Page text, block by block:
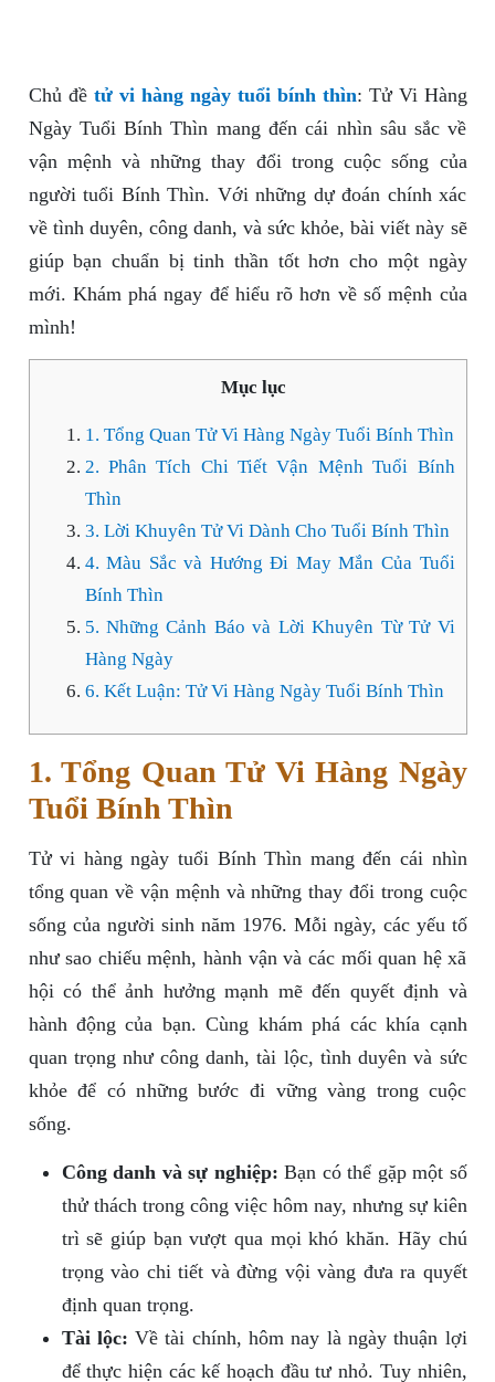
Chủ đề tử vi hàng ngày tuổi bính thìn: Tử Vi Hàng
Ngày Tuổi Bính Thìn mang đến cái nhìn sâu sắc về
vận mệnh và những thay đổi trong cuộc sống của
người tuổi Bính Thìn. Với những dự đoán chính xác
về tình duyên, công danh, và sức khỏe, bài viết này sẽ
giúp bạn chuẩn bị tinh thần tốt hơn cho một ngày
mới. Khám phá ngay để hiểu rõ hơn về số mệnh của
mình!
Mục lục
1. Tổng Quan Tử Vi Hàng Ngày Tuổi Bính Thìn
2. Phân Tích Chi Tiết Vận Mệnh Tuổi Bính
Thìn
3. Lời Khuyên Tử Vi Dành Cho Tuổi Bính Thìn
4. Màu Sắc và Hướng Đi May Mắn Của Tuổi
Bính Thìn
5. Những Cảnh Báo và Lời Khuyên Từ Tử Vi
Hàng Ngày
6. Kết Luận: Tử Vi Hàng Ngày Tuổi Bính Thìn
1. Tổng Quan Tử Vi Hàng Ngày
Tuổi Bính Thìn
Tử vi hàng ngày tuổi Bính Thìn mang đến cái nhìn
tổng quan về vận mệnh và những thay đổi trong cuộc
sống của người sinh năm 1976. Mỗi ngày, các yếu tố
như sao chiếu mệnh, hành vận và các mối quan hệ xã
hội có thể ảnh hưởng mạnh mẽ đến quyết định và
hành động của bạn. Cùng khám phá các khía cạnh
quan trọng như công danh, tài lộc, tình duyên và sức
khỏe để có những bước đi vững vàng trong cuộc
sống.
Công danh và sự nghiệp: Bạn có thể gặp một số
thử thách trong công việc hôm nay, nhưng sự kiên
trì sẽ giúp bạn vượt qua mọi khó khăn. Hãy chú
trọng vào chi tiết và đừng vội vàng đưa ra quyết
định quan trọng.
Tài lộc: Về tài chính, hôm nay là ngày thuận lợi
để thực hiện các kế hoạch đầu tư nhỏ. Tuy nhiên,